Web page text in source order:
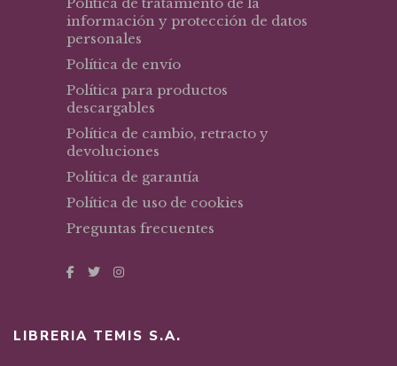
información y protección de datos
personales
Política de envío
Política para productos
descargables
Política de cambio, retracto y
devoluciones
Política de garantía
Política de uso de cookies
Preguntas frecuentes
LIBRERIA TEMIS S.A.